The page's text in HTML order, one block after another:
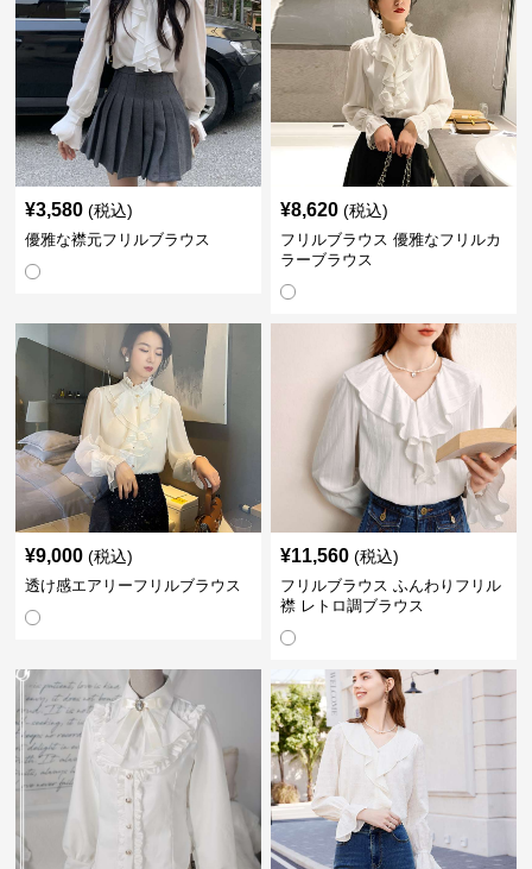
¥3,580 (税込)
優雅な襟元フリルブラウス
¥8,620 (税込)
フリルブラウス 優雅なフリルカ
ラーブラウス
¥9,000 (税込)
透け感エアリーフリルブラウス
¥11,560 (税込)
フリルブラウス ふんわりフリル
襟 レトロ調ブラウス